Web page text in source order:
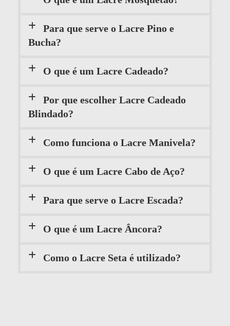
Para que serve o Lacre Pino e
Bucha?
O que é um Lacre Cadeado?
Por que escolher Lacre Cadeado
Blindado?
Como funciona o Lacre Manivela?
O que é um Lacre Cabo de Aço?
Para que serve o Lacre Escada?
O que é um Lacre Âncora?
Como o Lacre Seta é utilizado?